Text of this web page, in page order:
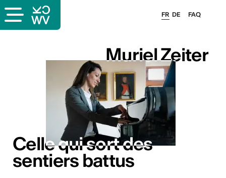
FAQ
FR DE
Muriel Zeiter
Celle qui sort des
sentiers battus
Muriel Zeiter
Celle qui sort des
sentiers battus